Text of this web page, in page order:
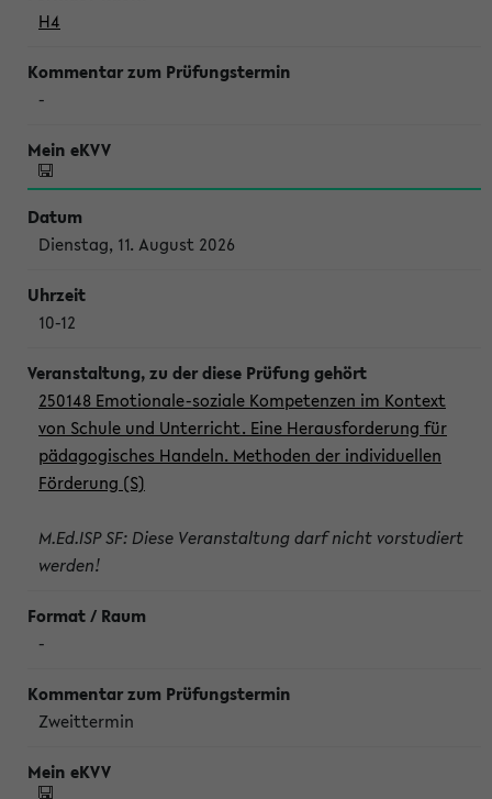
H4
-
Dienstag, 11. August 2026
10-12
250148 Emotionale-soziale Kompetenzen im Kontext
von Schule und Unterricht. Eine Herausforderung für
pädagogisches Handeln. Methoden der individuellen
Förderung (S)
M.Ed.ISP SF: Diese Veranstaltung darf nicht vorstudiert
werden!
-
Zweittermin